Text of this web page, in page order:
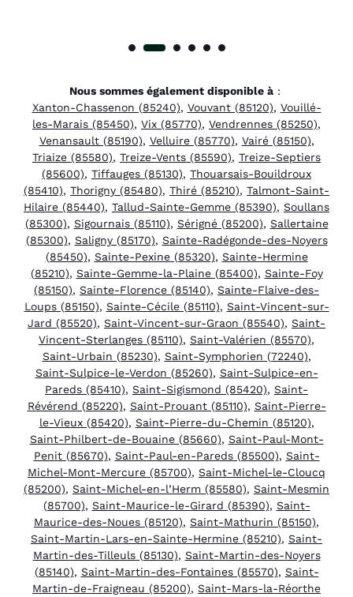
Nous sommes également disponible à:
Xanton-Chassenon (85240), Vouvant (85120), Vouillé-
les-Marais (85450), Vix (85770), Vendrennes (85250),
Venansault (85190), Velluire (85770), Vairé (85150),
Triaize (85580), Treize-Vents (85590), Treize-Septiers
(85600), Tiffauges (85130), Thouarsais-Bouildroux
(85410), Thorigny (85480), Thiré (85210), Talmont-Saint-
Hilaire (85440), Tallud-Sainte-Gemme (85390), Soullans
(85300), Sigournais (85110), Sérigné (85200), Sallertaine
(85300), Saligny (85170), Sainte-Radégonde-des-Noyers
(85450), Sainte-Pexine (85320), Sainte-Hermine
(85210), Sainte-Gemme-la-Plaine (85400), Sainte-Foy
(85150), Sainte-Florence (85140), Sainte-Flaive-des-
Loups (85150), Sainte-Cécile (85110), Saint-Vincent-sur-
Jard (85520), Saint-Vincent-sur-Graon (85540), Saint-
Vincent-Sterlanges (85110), Saint-Valérien (85570),
Saint-Urbain (85230), Saint-Symphorien (72240),
Saint-Sulpice-le-Verdon (85260), Saint-Sulpice-en-
Pareds (85410), Saint-Sigismond (85420), Saint-
Révérend (85220), Saint-Prouant (85110), Saint-Pierre-
le-Vieux (85420), Saint-Pierre-du-Chemin (85120),
Saint-Philbert-de-Bouaine (85660), Saint-Paul-Mont-
Penit (85670), Saint-Paul-en-Pareds (85500), Saint-
Michel-Mont-Mercure (85700), Saint-Michel-le-Cloucq
(85200), Saint-Michel-en-l’Herm (85580), Saint-Mesmin
(85700), Saint-Maurice-le-Girard (85390), Saint-
Maurice-des-Noues (85120), Saint-Mathurin (85150),
Saint-Martin-Lars-en-Sainte-Hermine (85210), Saint-
Martin-des-Tilleuls (85130), Saint-Martin-des-Noyers
(85140), Saint-Martin-des-Fontaines (85570), Saint-
Martin-de-Fraigneau (85200), Saint-Mars-la-Réorthe